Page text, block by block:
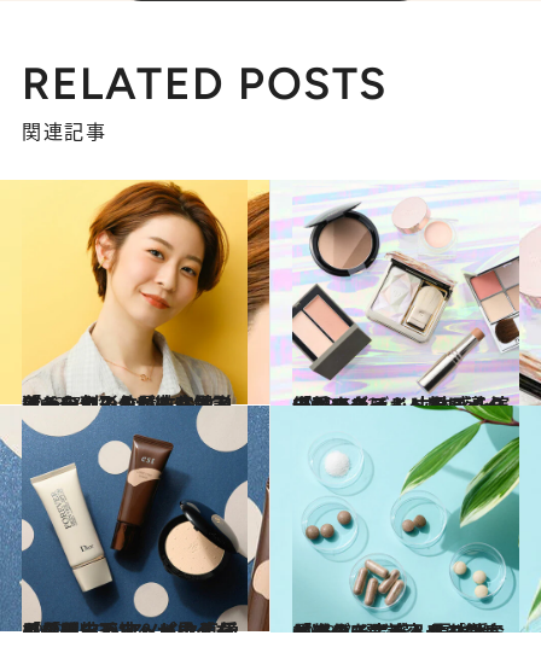
RELATED POSTS
関連記事
2023.7.21
「チークの入れ方」もう迷わない！ RMK シニアアーティストが徹底解説 色、入れる位置、失敗しにくい剤形も
ビューティ＆ヘルス 2023.6.13
「顔のたるみ」をメイクで引き上げ！ 立体感を演出してスッキリ顔に導く 優秀ハイライト＆シェーディング
ビューティ＆ヘルス
2022.10.30
「黒ずみ毛穴」が見えなくなる！ ヘアメイク直伝の「毛穴レス」メイク 愛用の化粧下地＆パウダーも公開
ビューティ＆ヘルス 2023.7.18
最新ダイエットサプリおすすめ5選 美容ライターが進化を実感！ 夏本番「ゆるみボディ」を徹底ケア
ビューティ＆ヘルス